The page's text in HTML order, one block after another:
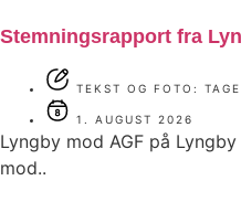
Stemningsrapport fra
TEKST OG FOTO:
1. AUGUST 2026
Lyngby mod AGF på
mod..